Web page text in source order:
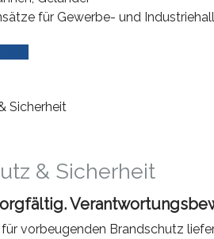
für Gewerbe- und
& Sicherheit
vorbeugenden Brandschutz